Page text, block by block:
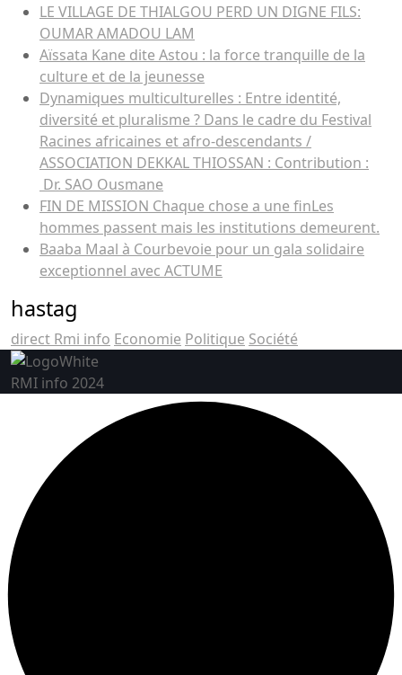
LE VILLAGE DE THIALGOU PERD UN DIGNE FILS:
OUMAR AMADOU LAM
Aïssata Kane dite Astou : la force tranquille de la
culture et de la jeunesse
Dynamiques multiculturelles : Entre identité,
diversité et pluralisme ? Dans le cadre du Festival
Racines africaines et afro-descendants /
ASSOCIATION DEKKAL THIOSSAN : Contribution :
Dr. SAO Ousmane
FIN DE MISSION Chaque chose a une finLes
hommes passent mais les institutions demeurent.
Baaba Maal à Courbevoie pour un gala solidaire
exceptionnel avec ACTUME
hastag
direct Rmi info Economie Politique Société
RMI info 2024